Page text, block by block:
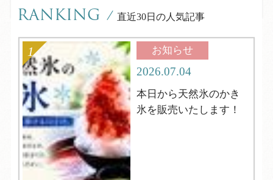
RANKING / 直近30日の人気記事
お知らせ
2026.07.04
本日から天然氷のかき
氷を販売いたします！